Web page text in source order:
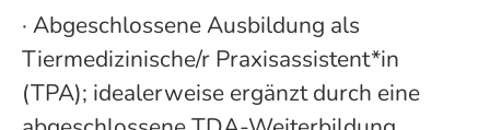
· Abgeschlossene Ausbildung als
Tiermedizinische/r Praxisassistent*in
(TPA); idealerweise ergänzt durch eine